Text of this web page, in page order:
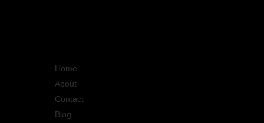
Home
About
Contact
Blog